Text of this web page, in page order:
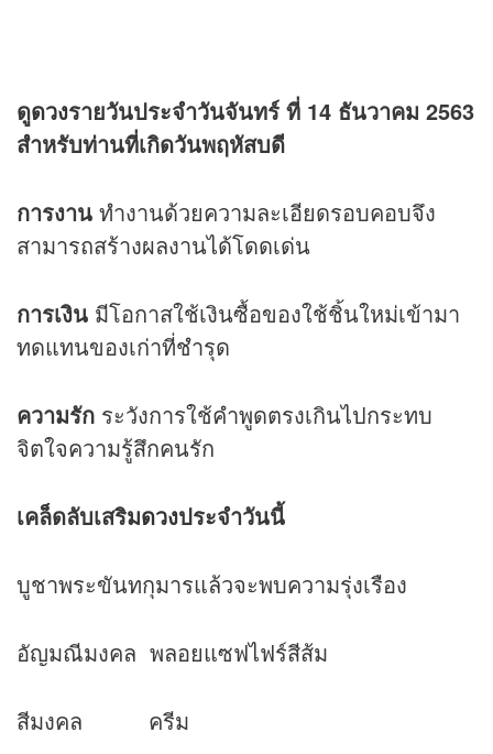
ดูดวงรายวันประจำวันจันทร์ ที่ 14 ธันวาคม 2563
สำหรับท่านที่เกิดวันพฤหัสบดี
การงาน ทำงานด้วยความละเอียดรอบคอบจึง
สามารถสร้างผลงานได้โดดเด่น
การเงิน มีโอกาสใช้เงินซื้อของใช้ชิ้นใหม่เข้ามา
ทดแทนของเก่าที่ชำรุด
ความรัก ระวังการใช้คำพูดตรงเกินไปกระทบ
จิตใจความรู้สึกคนรัก
เคล็ดลับเสริมดวงประจำวันนี้
บูชาพระขันทกุมารแล้วจะพบความรุ่งเรือง
อัญมณีมงคล พลอยแซฟไฟร์สีส้ม
สีมงคล ครีม